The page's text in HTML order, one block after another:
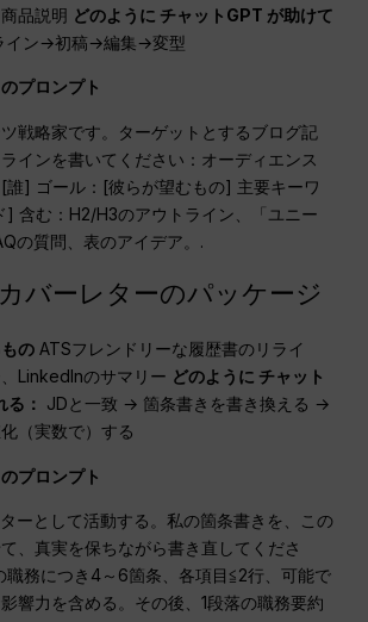
品説明 どのように チャットGPT が助けて
イン→初稿→編集→変型
プロンプト
戦略家です。ターゲットとするブログ記
インを書いてください：オーディエンス
誰] ゴール：[彼らが望むもの] 主要キーワ
] 含む：H2/H3のアウトライン、「ユニー
の質問、表のアイデア。.
バーレターのパッケージ
の ATSフレンドリーな履歴書のリライ
LinkedInのサマリー どのように チャット
る： JDと一致 → 箇条書きを書き換える →
（実数で）する
プロンプト
ーとして活動する。私の箇条書きを、この
、真実を保ちながら書き直してくださ
職務につき4～6箇条、各項目≦2行、可能で
響力を含める。その後、1段落の職務要約